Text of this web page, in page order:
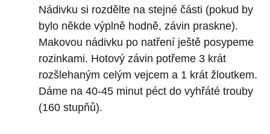
Nádivku si rozdělte na stejné části (pokud by
bylo někde výplně hodně, závin praskne).
Makovou nádivku po natření ještě posypeme
rozinkami. Hotový závin potřeme 3 krát
rozšlehaným celým vejcem a 1 krát žloutkem.
Dáme na 40-45 minut péct do vyhřáté trouby
(160 stupňů).